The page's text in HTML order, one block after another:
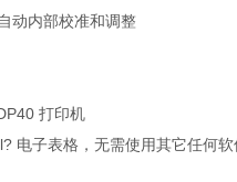
动内部校准和调整
打印机
电子表格，无需使用其它任何软